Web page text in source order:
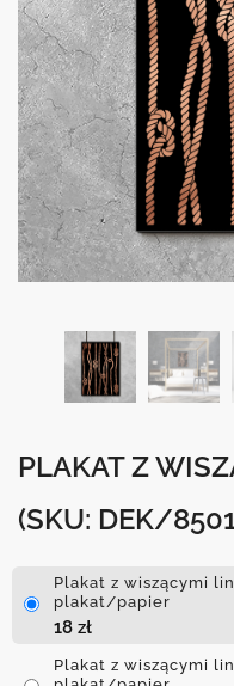
PLAKAT Z
(SKU: DEK/
Plakat z wiszącymi
plakat/papier
18 zł
Plakat z wiszącymi